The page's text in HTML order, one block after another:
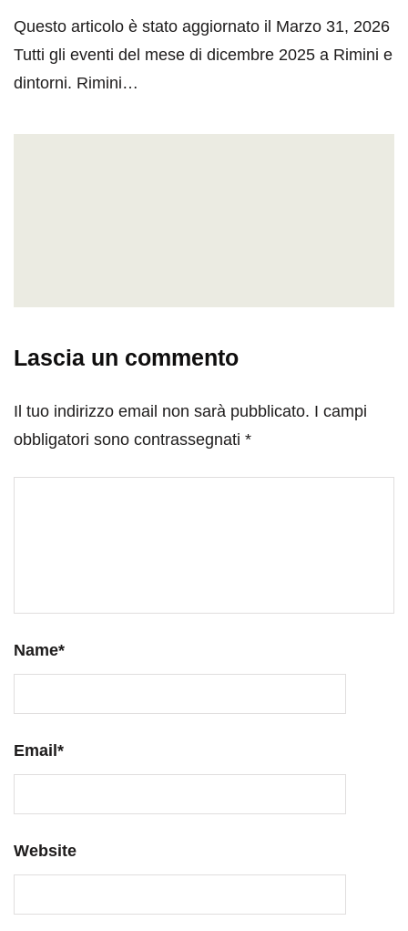
Questo articolo è stato aggiornato il Marzo 31, 2026
Tutti gli eventi del mese di dicembre 2025 a Rimini e
dintorni. Rimini…
Lascia un commento
Il tuo indirizzo email non sarà pubblicato. I campi
obbligatori sono contrassegnati *
Name*
Email *
Website